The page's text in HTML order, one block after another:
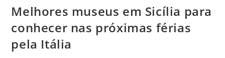
Melhores museus em Sicília para
conhecer nas próximas férias
pela Itália